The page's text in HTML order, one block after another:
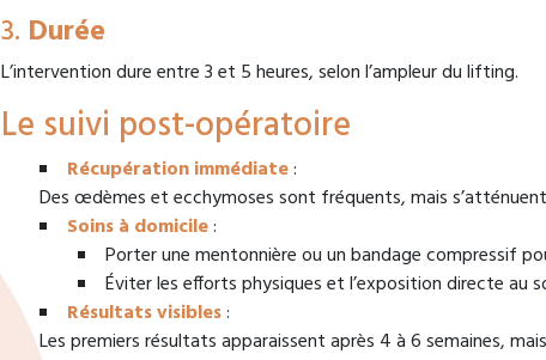
3. Durée
L’intervention dure entre 3 et 5 heures, selon l’ampleur du lifting.
Le suivi post-opératoire
Récupération immédiate:
Des œdèmes et ecchymoses sont fréquents, mais
Soins à domicile:
Porter une mentonnière ou un bandage compressif
Éviter les efforts physiques et l’exposition directe au
Résultats visibles:
Les premiers résultats apparaissent après 4 à 6 semaines,